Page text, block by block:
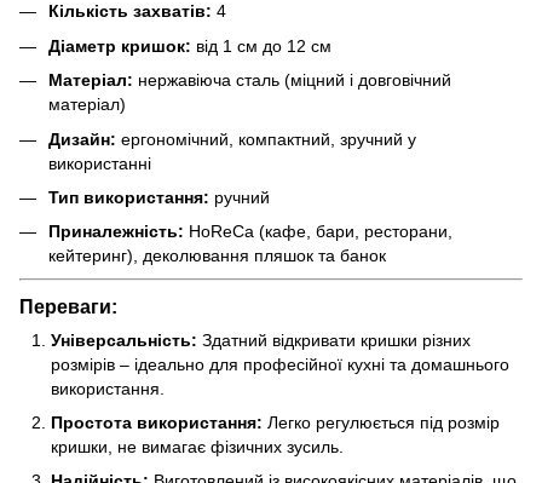
Кількість захватів: 4
Діаметр кришок: від 1 см до 12 см
Матеріал: нержавіюча сталь (міцний і довговічний
матеріал)
Дизайн: ергономічний, компактний, зручний у
використанні
Тип використання: ручний
Приналежність: HoReCa (кафе, бари, ресторани,
кейтеринг), деколювання пляшок та банок
Переваги:
Універсальність: Здатний відкривати кришки різних
розмірів – ідеально для професійної кухні та домашнього
використання.
Простота використання: Легко регулюється під розмір
кришки, не вимагає фізичних зусиль.